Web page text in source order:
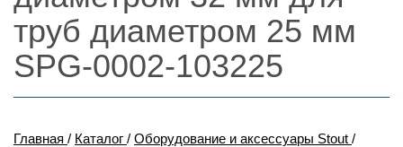
труб диаметром 25 мм
SPG-0002-103225
Главная / Каталог / Оборудование и аксессуары Stout /